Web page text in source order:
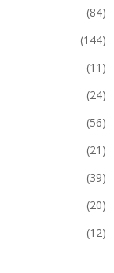
(84)
(144)
(11)
(24)
(56)
(21)
(39)
(20)
(12)